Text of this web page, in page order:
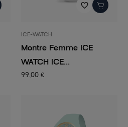
favorite_border
ICE-WATCH
Montre Femme ICE
WATCH ICE...
99,00 €